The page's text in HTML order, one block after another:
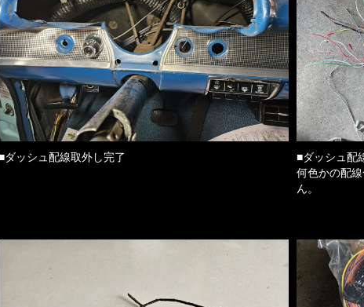
ダッシュ配線取外し完了
■ダッシュ配
何色かの配
ん。